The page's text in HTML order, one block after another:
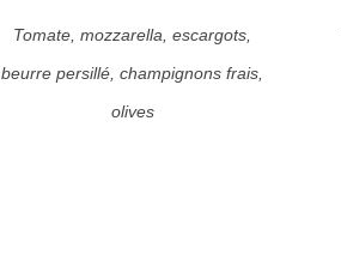
Tomate, mozzarella, escargots,
beurre persillé, champignons frais,
olives